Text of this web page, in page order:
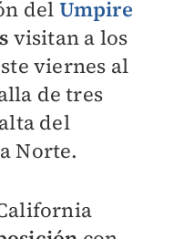
del Umpire
visitan a los
viernes al
de tres
del
Norte.